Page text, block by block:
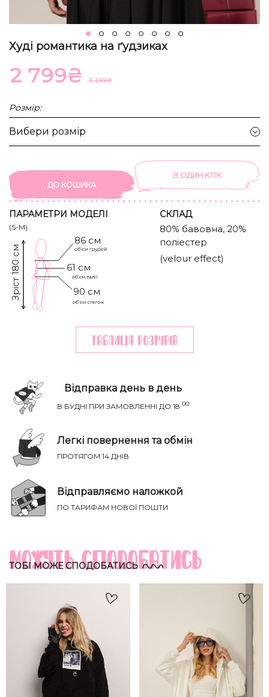
Худі романтика на ґудзиках
3 199₴
2 799₴
Розмір:
Вибери розмір
ДО КОШИКА
В ОДИН КЛIК
ПАРАМЕТРИ МОДЕЛІ
(S-M)
86 см
Зріст 180 см 61 см
90 см
CКЛАД
80% бавовна, 20%
поліестер
(velour effect)
Таблиця розмiрiв
Відправка день в день
В БУДНІ ПРИ ЗАМОВЛЕННІ ДО 18 00
Легкі повернення та обмін
ПРОТЯГОМ 14 ДНІВ
Відправляємо наложкой
ПО ТАРИФАМ НОВОЇ ПОШТИ
Можуть сподобатись
ТОБІ МОЖЕ СПОДОБАТИСЬ
НАПИСАТИ IВАНЦI
НА ГОЛОВНУ
Річ ідеально сяде на параметри:
89-93 98-104
*розміри вказані в сантиметрах